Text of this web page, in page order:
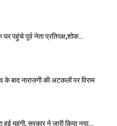
पहुंचे पूर्व नेता प्रतिपक्ष,शोक…
के बाद नाराजगी की अटकलों पर विराम
हुई महंगी, सरकार ने जारी किया नया…